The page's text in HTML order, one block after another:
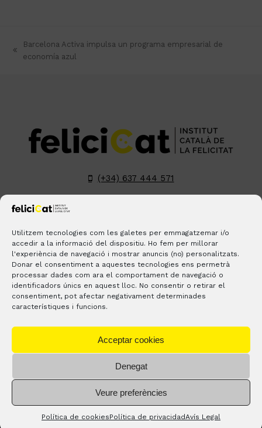
Utilitzem tecnologies com les galetes per emmagatzemar i/o
accedir a la informació del dispositiu. Ho fem per millorar
l'experiència de navegació i mostrar anuncis (no) personalitzats.
Donar el consentiment a aquestes tecnologies ens permetrà
processar dades com ara el comportament de navegació o
identificadors únics en aquest lloc. No consentir o retirar el
consentiment, pot afectar negativament determinades
característiques i funcions.
Acceptar cookies
Denegat
Veure preferències
Política de cookiesPolítica de privacidadAvís Legal
previous
Barcelona Activa impulsa un programa empresarial de
economía azul
(+34) 637 444 571
hola@felicicat.cat
LinkedInYouTube Pinterest
BLOGS CONTACTO ¿DÓNDE ESTAMOS?
® Copyright 2024 –feliciCat– Todos los derechos